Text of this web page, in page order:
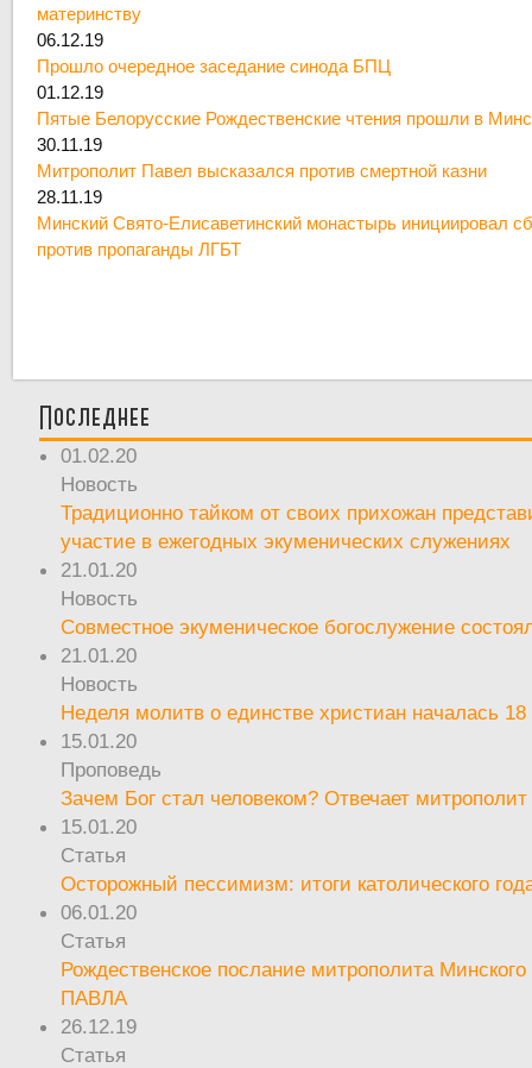
материнству
06.12.19
Прошло очередное заседание синода БПЦ
01.12.19
Пятые Белорусские Рождественские чтения прошли в
30.11.19
Митрополит Павел высказался против смертной казни
28.11.19
Минский Свято-Елисаветинский монастырь инициировал
против пропаганды ЛГБТ
Последнее
01.02.20
Новость
Традиционно тайком от своих прихожан
участие в ежегодных экуменических служениях
21.01.20
Новость
Совместное экуменическое богослужение
21.01.20
Новость
Неделя молитв о единстве христиан началась 18
15.01.20
Проповедь
Зачем Бог стал человеком? Отвечает
15.01.20
Статья
Осторожный пессимизм: итоги католического
06.01.20
Статья
Рождественское послание митрополита Минского
ПАВЛА
26.12.19
Статья